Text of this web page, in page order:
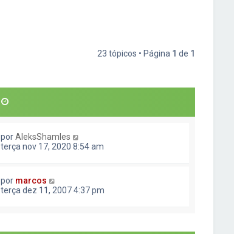
23 tópicos • Página 1 de 1
porAleksShamles
terça nov 17, 2020 8:54 am
por marcos
terça dez 11, 2007 4:37 pm